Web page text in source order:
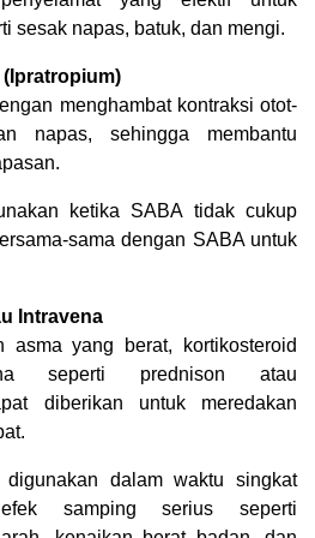
sesak napas, batuk, dan mengi.
menghambat kontraksi otot-
napas, sehingga membantu
ketika SABA tidak cukup
sama dengan SABA untuk
Intravena
asma yang berat, kortikosteroid
seperti prednison atau
diberikan untuk meredakan
dalam waktu singkat
samping serius seperti